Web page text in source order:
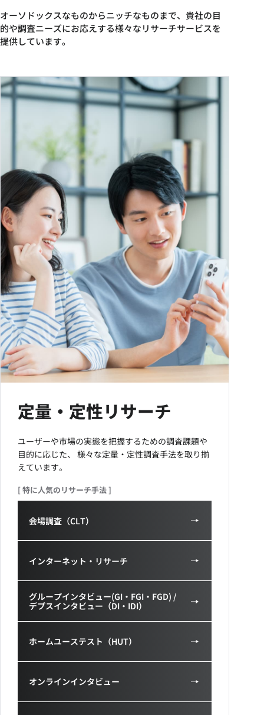
オーソドックスなものからニッチなものまで、貴社の目
的や調査ニーズにお応えする様々なリサーチサービスを
提供しています。
定量・定性リサーチ
ユーザーや市場の実態を把握するための調査課題や
目的に応じた、
様々な定量・定性調査手法を取り揃
えています。
[ 特に人気のリサーチ手法 ]
会場調査（CLT）
インターネット・リサーチ
グループインタビュー(GI・FGI・FGD) /
デプスインタビュー（DI・IDI）
ホームユーステスト（HUT）
オンラインインタビュー